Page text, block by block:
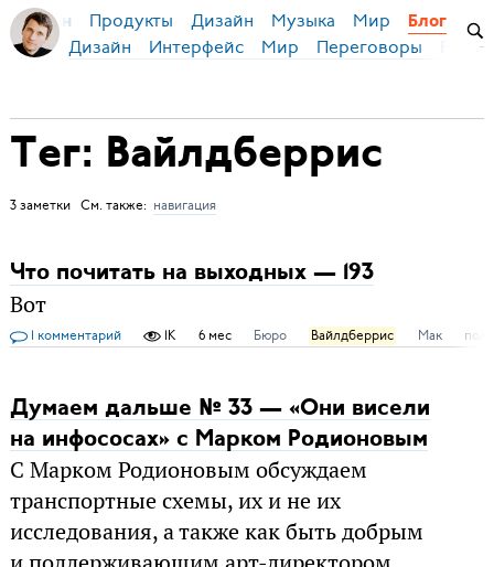
Бирман Продукты Дизайн Музыка Мир Блог
Дизайн Интерфейс Мир Переговоры
Тег: Вайлдберрис
3 заметки См. также: навигация
Что почитать на выходных — 193
Вот
1 комментарий 1K 6 мес Бюро Вайлдберрис Мак
Думаем дальше № 33 — «Они висели
на инфососах» c Марком Родионовым
С Марком Родионовым обсуждаем
транспортные схемы, их и не их
исследования, а также как быть добрым